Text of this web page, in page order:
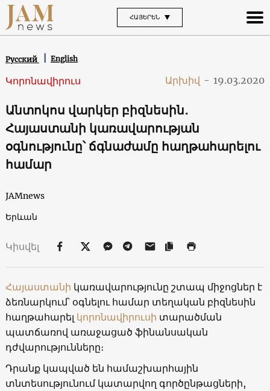
ՀԱՅԵՐԵՆ
Русский English
Կորոնավիրուս Արխիվ - 19.03.2020
Անտոկոս վարկեր բիզնեսին․
Հայաստանի կառավարության
օգնությունը՝ ճգնաժամը հաղթահարելու
համար
JAMnews
Երևան
Կիսվել
Հայաստանի կառավարությունը շտապ միջոցներ է
ձեռնարկում՝ օգնելու համար տեղական բիզնեսին
հաղթահարել կորոնավիրուսի տարածման
պատճառով առաջացած ֆինանսական
դժվարությունները։
Դրանք կապված են համաշխարհային
տնտեսությունում կատարվող գործընթացների,